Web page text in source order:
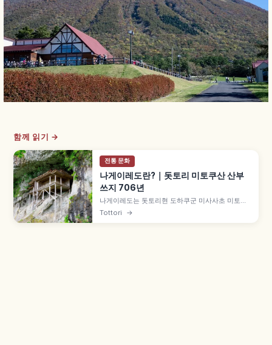
함께 읽기 →
전통 문화
나게이레도란?｜돗토리 미토쿠산 산부
쓰지 706년
나게이레도는 돗토리현 도하쿠군 미사사초 미토쿠
산 산부쓰지의 오쿠노인으로, 절벽에 세워진 가케즈
Tottori →